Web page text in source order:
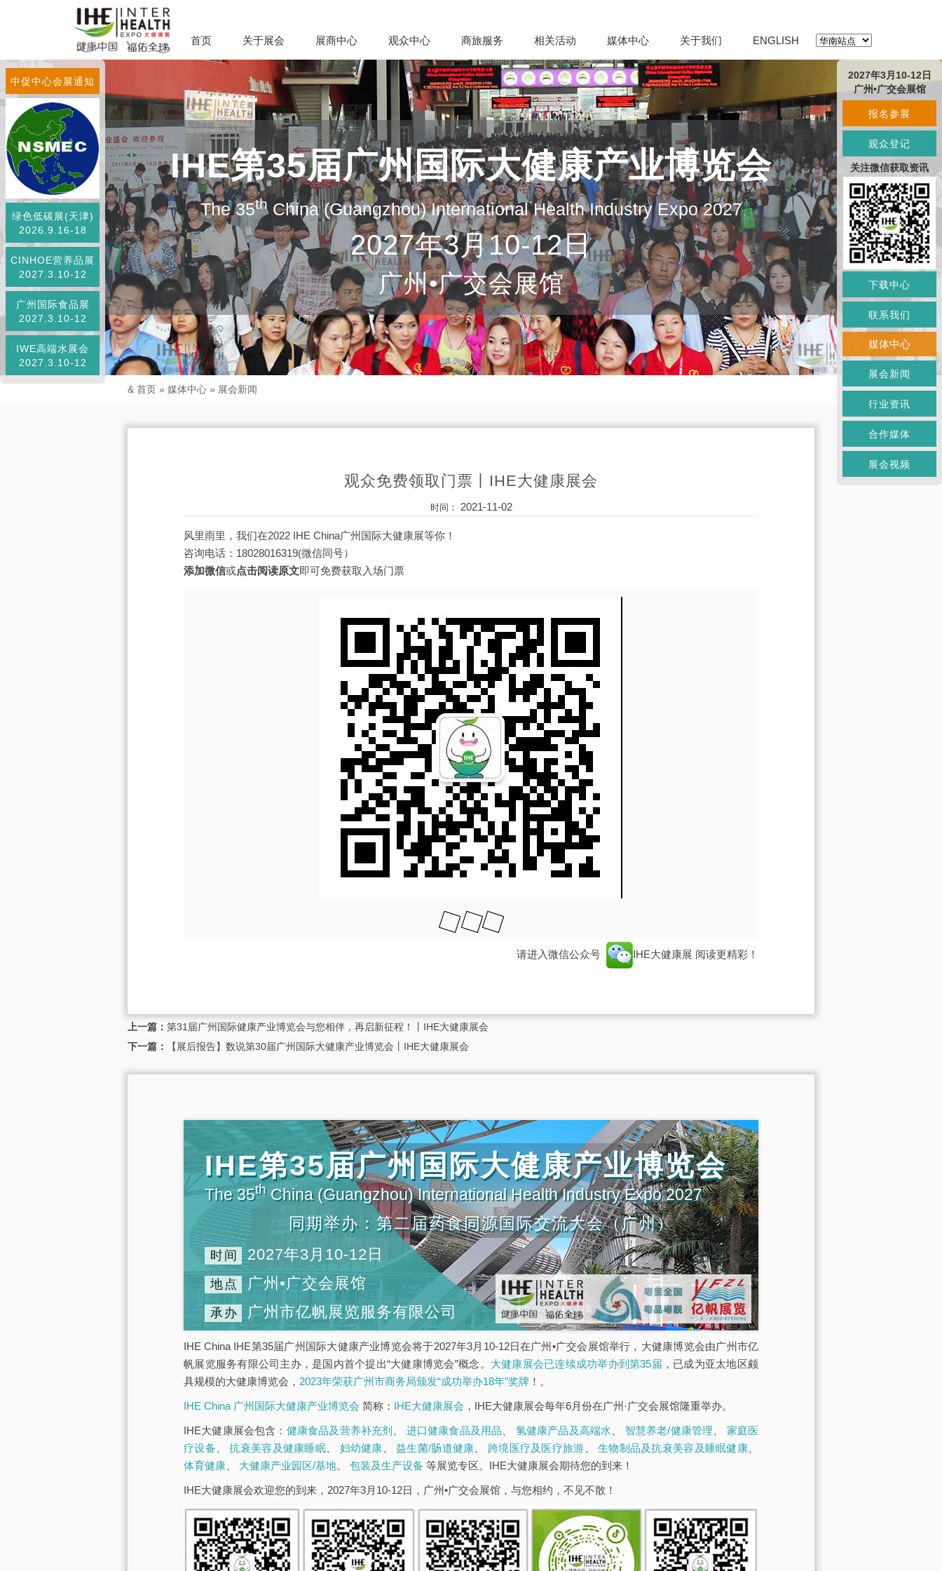
首页 关于展会 展商中心 观众中心 商旅服务 相关活动 媒体中心 关于我们 ENGLISH
IHE第35届广州国际大健康产业博览会
The 35thChina (Guangzhou) International Health Industry Expo 2027
2027年3月10-12日
广州•广交会展馆
中促中心会展通知
绿色低碳展(天津)
2026.9.16-18
CINHOE营养品展
2027.3.10-12
广州国际食品展
2027.3.10-12
IWE高端水展会
2027.3.10-12
& 首页 » 媒体中心 » 展会新闻
观众免费领取门票丨IHE大健康展会
时间： 2021-11-02
风里雨里，我们在2022 IHE China广州国际大健康展等你！
咨询电话：18028016319(微信同号）
添加微信或点击阅读原文即可免费获取入场门票
请进入微信公众号 IHE大健康展 阅读更精彩！
上一篇： 第31届广州国际健康产业博览会与您相伴，再启新征程！丨IHE大健康展会
下一篇：
【展后报告】数说第30届广州国际大健康产业博览会丨IHE大健康展会
IHE第35届广州国际大健康产业博览会
The 35thChina (Guangzhou) International Health Industry Expo 2027
同期举办：第二届药食同源国际交流大会（广州）
时间 2027年3月10-12日
地点 广州•广交会展馆
承办 广州市亿帆展览服务有限公司
IHE China IHE第35届广州国际大健康产业博览会将于2027年3月10-12日在广州•广交会展馆举行，大健康博览会由广州市亿
帆展览服务有限公司主办，是国内首个提出“大健康博览会”概念。 大健康展会已连续成功举办到第35届 ，已成为亚太地区颇
具规模的大健康博览会， 2023年荣获广州市商务局颁发“成功举办18年”奖牌 ！。
IHE China 广州国际大健康产业博览会 简称： IHE大健康展会 ，IHE大健康展会每年6月份在广州·广交会展馆隆重举办。
IHE大健康展会包含： 健康食品及营养补充剂 进口健康食品及用品 氢健康产品及高端水 智慧养老/健康管理
家庭医
疗设备 、抗衰美容及健康睡眠、 妇幼健康 、益生菌/肠道健康 跨境医疗及医疗旅游 、生物制品及抗衰美容及睡眠健康
体育健康
大健康产业园区/基地 包装及生产设备 等展览专区。IHE大健康展会期待您的到来！
IHE大健康展会欢迎您的到来，2027年3月10-12日，广州•广交会展馆，与您相约，不见不散！
2027年3月10-12日
广州•广交会展馆
报名参展
观众登记
关注微信获取资讯
下载中心
联系我们
媒体中心
展会新闻
行业资讯
合作媒体
展会视频